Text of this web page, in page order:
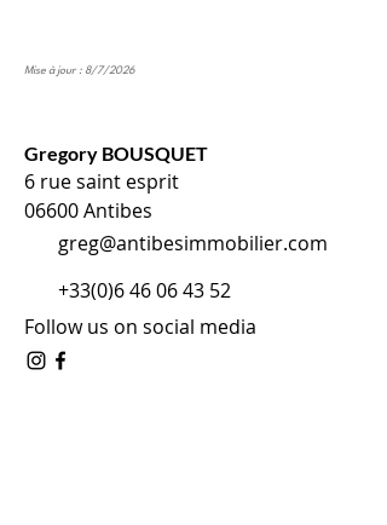
Mise à jour : 8/7/2026
Gregory BOUSQUET
6 rue saint esprit
06600 Antibes
greg@antibesimmobilier.com
+33(0)6 46 06 43 52
Follow us on social media